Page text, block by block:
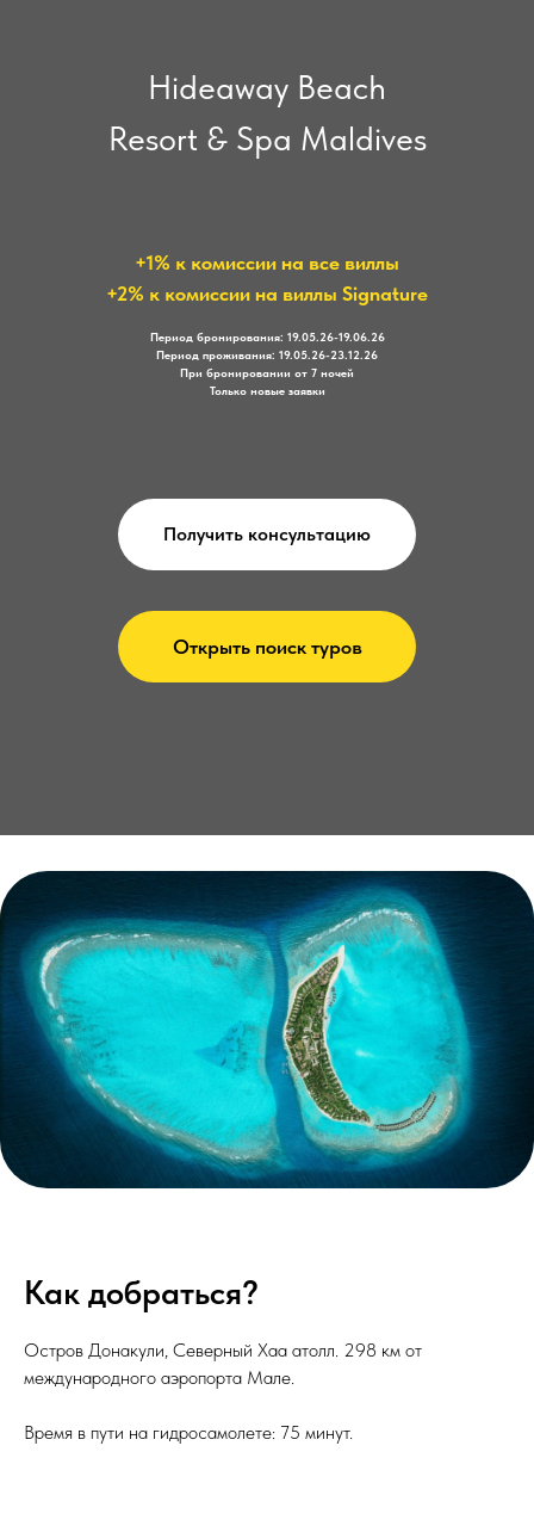
Hideaway Beach
Resort & Spa Maldives
Период бронирования: 19.05.26-19.06.26
Период проживания: 19.05.26-23.12.26
При бронировании от 7 ночей
Только новые заявки
+1% к комиссии на все виллы
+2% к комиссии на виллы Signature
Получить консультацию
Открыть поиск туров
Как добраться?
Остров Донакули, Северный Хаа атолл. 298 км от
международного аэропорта Мале.
Время в пути на гидросамолете: 75 минут.